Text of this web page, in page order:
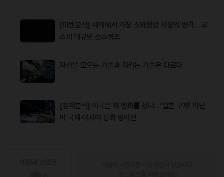
[마켓분석] 세계에서 가장 소외됐던 시장의 반격… 코
스피 대규모 숏스퀴즈
자산을 모으는 기술과 지키는 기술은 다르다
[경제분석] 미국은 왜 엔화를 샀나…‘일본 구제’ 아닌
미 국채·아시아 통화 방어전